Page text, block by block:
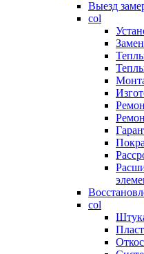
Выезд
col
col